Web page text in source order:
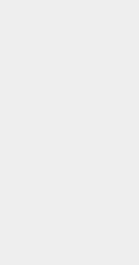
Fahrzeug
die
Technischer